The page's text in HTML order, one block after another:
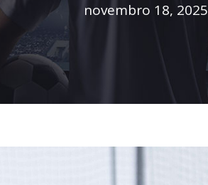
novembro 18, 2025